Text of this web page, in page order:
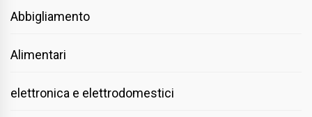
Abbigliamento
Alimentari
elettronica e elettrodomestici